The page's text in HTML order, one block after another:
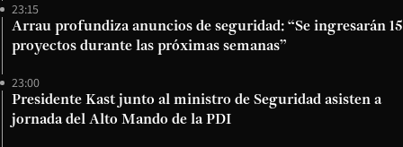
23:15
Arrau profundiza anuncios de seguridad: “Se ingresarán 15
proyectos durante las próximas semanas”
23:00
Presidente Kast junto al ministro de Seguridad asisten a
jornada del Alto Mando de la PDI